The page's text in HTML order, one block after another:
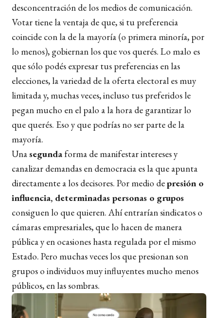
desconcentración de los medios de comunicación.
Votar tiene la ventaja de que, si tu preferencia
coincide con la de la mayoría (o primera minoría, por
lo menos), gobiernan los que vos querés. Lo malo es
que sólo podés expresar tus preferencias en las
elecciones, la variedad de la oferta electoral es muy
limitada y, muchas veces, incluso tus preferidos le
pegan mucho en el palo a la hora de garantizar lo
que querés. Eso y que podrías no ser parte de la
mayoría.
Unasegunda forma de manifestar intereses y
canalizar demandas en democracia es la que apunta
directamente a los decisores. Por medio depresión o
influencia, determinadas personas o grupos
consiguen lo que quieren. Ahí entrarían sindicatos o
cámaras empresariales, que lo hacen de manera
pública y en ocasiones hasta regulada por el mismo
Estado. Pero muchas veces los que presionan son
grupos o individuos muy influyentes mucho menos
públicos, en las sombras.